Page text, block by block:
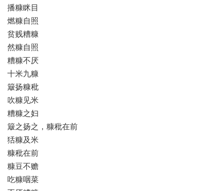
播糠眯目
燃糠自照
贫贱糟糠
然糠自照
糟糠不厌
十米九糠
簸扬糠秕
吹糠见米
糟糠之妇
簸之扬之，糠秕在前
狧糠及米
糠秕在前
糠豆不赡
吃糠咽菜